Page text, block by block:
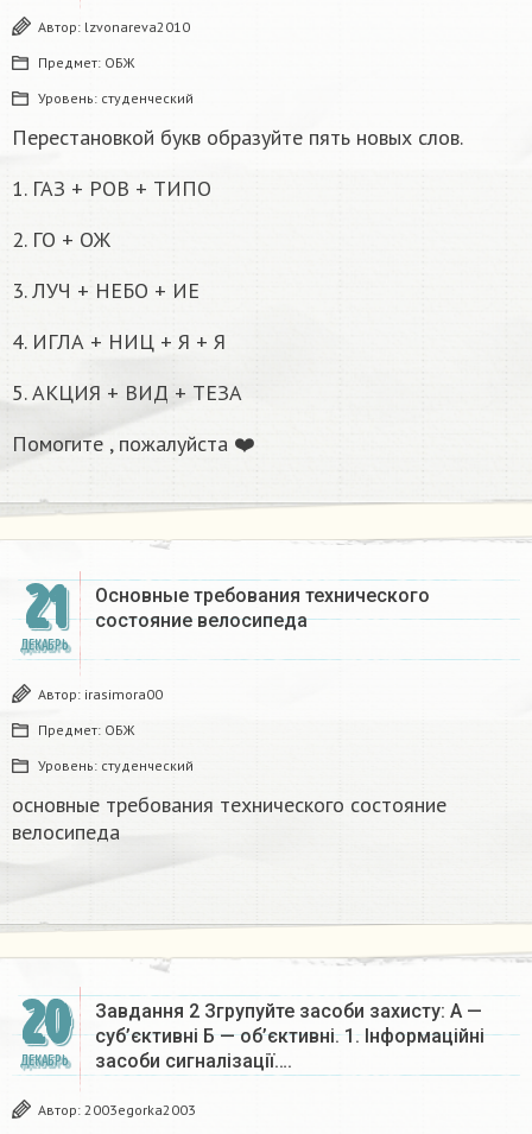
Автор: lzvonareva2010
Предмет: ОБЖ
Уровень: студенческий
Перестановкой букв образуйте пять новых слов.
1. ГАЗ + РОВ + ТИПО
2. ГО + ОЖ
3. ЛУЧ + НЕБО + ИЕ
4. ИГЛА + НИЦ + Я + Я
5. АКЦИЯ + ВИД + ТЕЗА
Помогите , пожалуйста ❤️
21
ДЕКАБРЬ
Основные требования технического
состояние велосипеда ​
Автор: irasimora00
Предмет: ОБЖ
Уровень: студенческий
основные требования технического состояние
велосипеда
20
ДЕКАБРЬ
Завдання 2 Згрупуйте засоби захисту: А —
суб’єктивні Б — об’єктивні. 1. Інформаційні
засоби сигналізації….
Автор: 2003egorka2003